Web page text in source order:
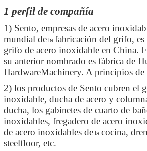
1 perfil de compañía
1) Sento, empresas de acero
mundial de la fabricación del grifo,
grifo de acero inoxidable en China.
su anterior nombrado es fábrica de
HardwareMachinery. A principios de
2) los productos de Sento cubren el
inoxidable, ducha de acero y
ducha, los gabinetes de cuarto de
inoxidables, fregadero de acero
de acero inoxidables de la cocina,
steelfloor, etc.